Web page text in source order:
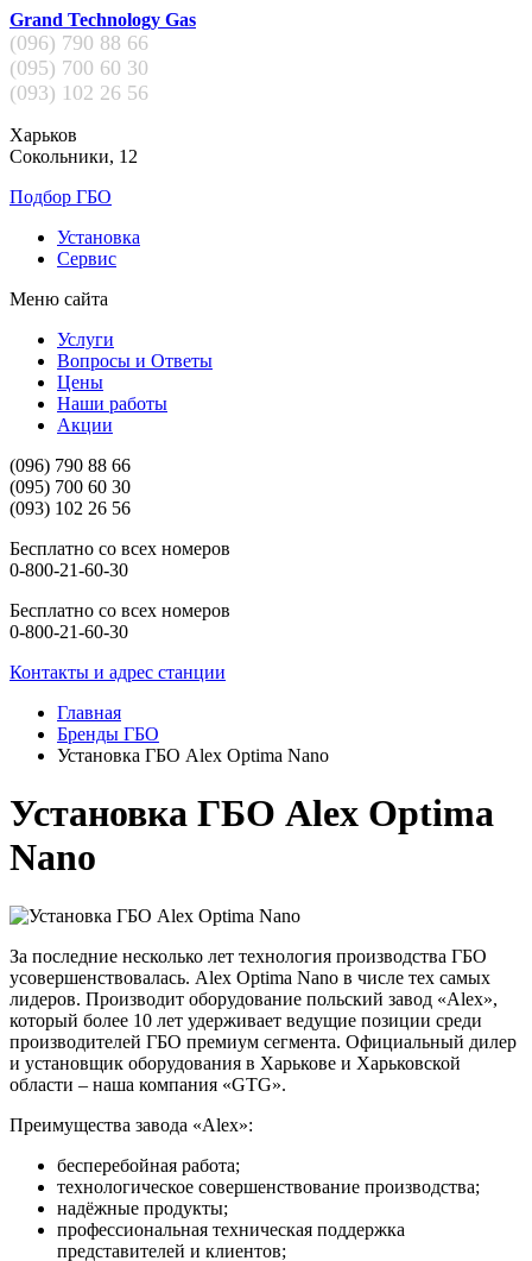
Grand Technology Gas
(096) 790 88 66
(095) 700 60 30
(093) 102 26 56
Харьков
Сокольники, 12
Подбор ГБО
Установка
Сервис
Меню сайта
Услуги
Вопросы и Ответы
Цены
Наши работы
Акции
(096) 790 88 66
(095) 700 60 30
(093) 102 26 56
Бесплатно со всех номеров
0-800-21-60-30
Бесплатно со всех номеров
0-800-21-60-30
Контакты и адрес станции
Главная
Бренды ГБО
Установка ГБО Alex Optima Nano
Установка ГБО Alex Optima
Nano
За последние несколько лет технология производства ГБО
усовершенствовалась. Alex Optima Nano в числе тех самых
лидеров. Производит оборудование польский завод «Alex»,
который более 10 лет удерживает ведущие позиции среди
производителей ГБО премиум сегмента. Официальный дилер
и установщик оборудования в Харькове и Харьковской
области – наша компания «GTG».
Преимущества завода «Alex»:
бесперебойная работа;
технологическое совершенствование производства;
надёжные продукты;
профессиональная техническая поддержка
представителей и клиентов;